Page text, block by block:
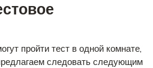
пройти тест в одной комнате,
следовать следующим